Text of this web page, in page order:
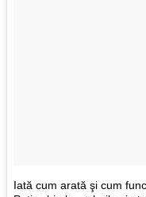
Iată cum arată şi cum